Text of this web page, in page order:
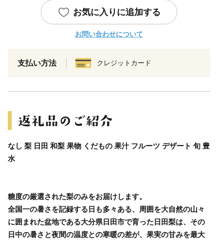
お気に入りに追加する
お問い合わせについて
支払い方法 クレジットカード
なし 梨 日田 和梨 果物 くだもの 果汁 フルーツ デザート 旬 豊
水
糖度の厳選された梨のみをお届けします。
全国一の暑さを記録する日も多々ある、周囲を大自然の山々
に囲まれた盆地である大分県日田市で育った日田梨は、その
日中の暑さと夜間の温度との寒暖の差が、果実の甘みを最大